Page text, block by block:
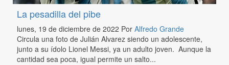
La pesadilla del pibe
lunes, 19 de diciembre de 2022 Por Alfredo Grande
Circula una foto de Julián Alvarez siendo un adolescente,
junto a su ídolo Lionel Messi, ya un adulto joven. Aunque la
cantidad sea poca, igual permite un salto...